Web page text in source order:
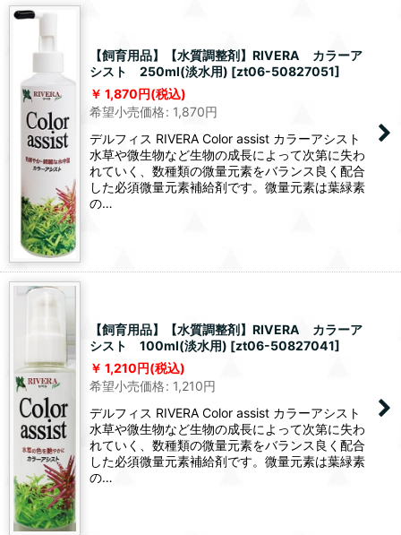
【飼育用品】【水質調整剤】RIVERA カラーア
シスト 250ml(淡水用) [zt06-50827051]
1,870円(税込)
希望小売価格: 1,870円
デルフィス RIVERA Color assist カラーアシスト
水草や微生物など生物の成長によって次第に失わ
れていく、数種類の微量元素をバランス良く配合
した必須微量元素補給剤です。微量元素は葉緑素
の…
【飼育用品】【水質調整剤】RIVERA カラーア
シスト 100ml(淡水用) [zt06-50827041]
1,210円(税込)
希望小売価格: 1,210円
デルフィス RIVERA Color assist カラーアシスト
水草や微生物など生物の成長によって次第に失わ
れていく、数種類の微量元素をバランス良く配合
した必須微量元素補給剤です。微量元素は葉緑素
の…